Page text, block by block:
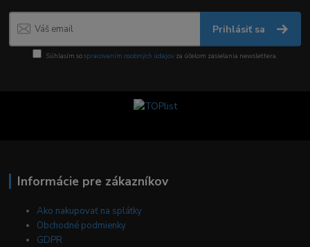
Prihlásiť sa
Súhlasím sospracovaním osobných údajov za účelom zasielania newslettera.
Informácie pre zákazníkov
Ako nakupovať na splátky
Obchodné podmienky
GDPR